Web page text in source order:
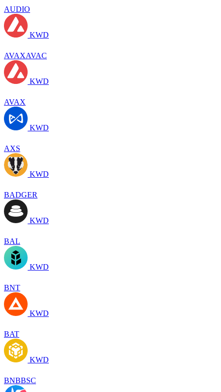
AUDIO
KWD
AVAXAVAC
KWD
AVAX
KWD
AXS
KWD
BADGER
KWD
BAL
KWD
BNT
KWD
BAT
KWD
BNBBSC